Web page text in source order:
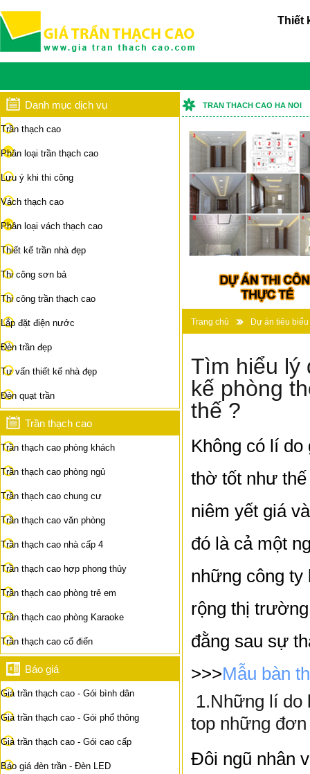
Thiết
Danh mục dịch vụ
Trần thạch cao
Phân loại trần thạch cao
Lưu ý khi thi công
Vách thạch cao
Phân loại vách thạch cao
Thiết kế trần nhà đẹp
Thi công sơn bả
Thi công trần thạch cao
Lắp đặt điện nước
Đèn trần đẹp
Tư vấn thiết kế nhà đẹp
Đèn quạt trần
Trần thạch cao
Trần thạch cao phòng khách
Trần thạch cao phòng ngủ
Trần thạch cao chung cư
Trần thạch cao văn phòng
Trần thạch cao nhà cấp 4
Trần thạch cao hợp phong thủy
Trần thạch cao phòng trẻ em
Trần thạch cao phòng Karaoke
Trần thạch cao cổ điển
Báo giá
Giá trần thạch cao - Gói bình dân
Giá trần thạch cao - Gói phổ thông
Giá trần thạch cao - Gói cao cấp
Báo giá đèn trần - Đèn LED
TRAN THACH CAO HA NOI
Trang chủ Dự án tiêu biểu
Tìm hiểu lý
kế phòng
thế ?
Không có lí
thờ tốt như
niêm yết giá
đó là cả một
những công
rộng thị
đằng sau sự
>>>Mẫu bàn
1.Những lí do
top những
Đôi ngũ nhân